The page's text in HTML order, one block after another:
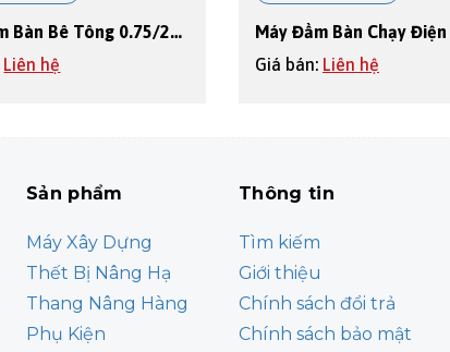
Máy Đầm Bàn Bê Tông 0.75/220v
Liên hệ
Giá bán: Liên hệ
Sản phẩm
Máy Xây Dựng
Thết Bị Nâng Hạ
Thang Nâng Hàng
Phụ Kiện
Thông tin
Tìm kiếm
Giới thiệu
Chính sách đổi trả
Chính sách bảo mật